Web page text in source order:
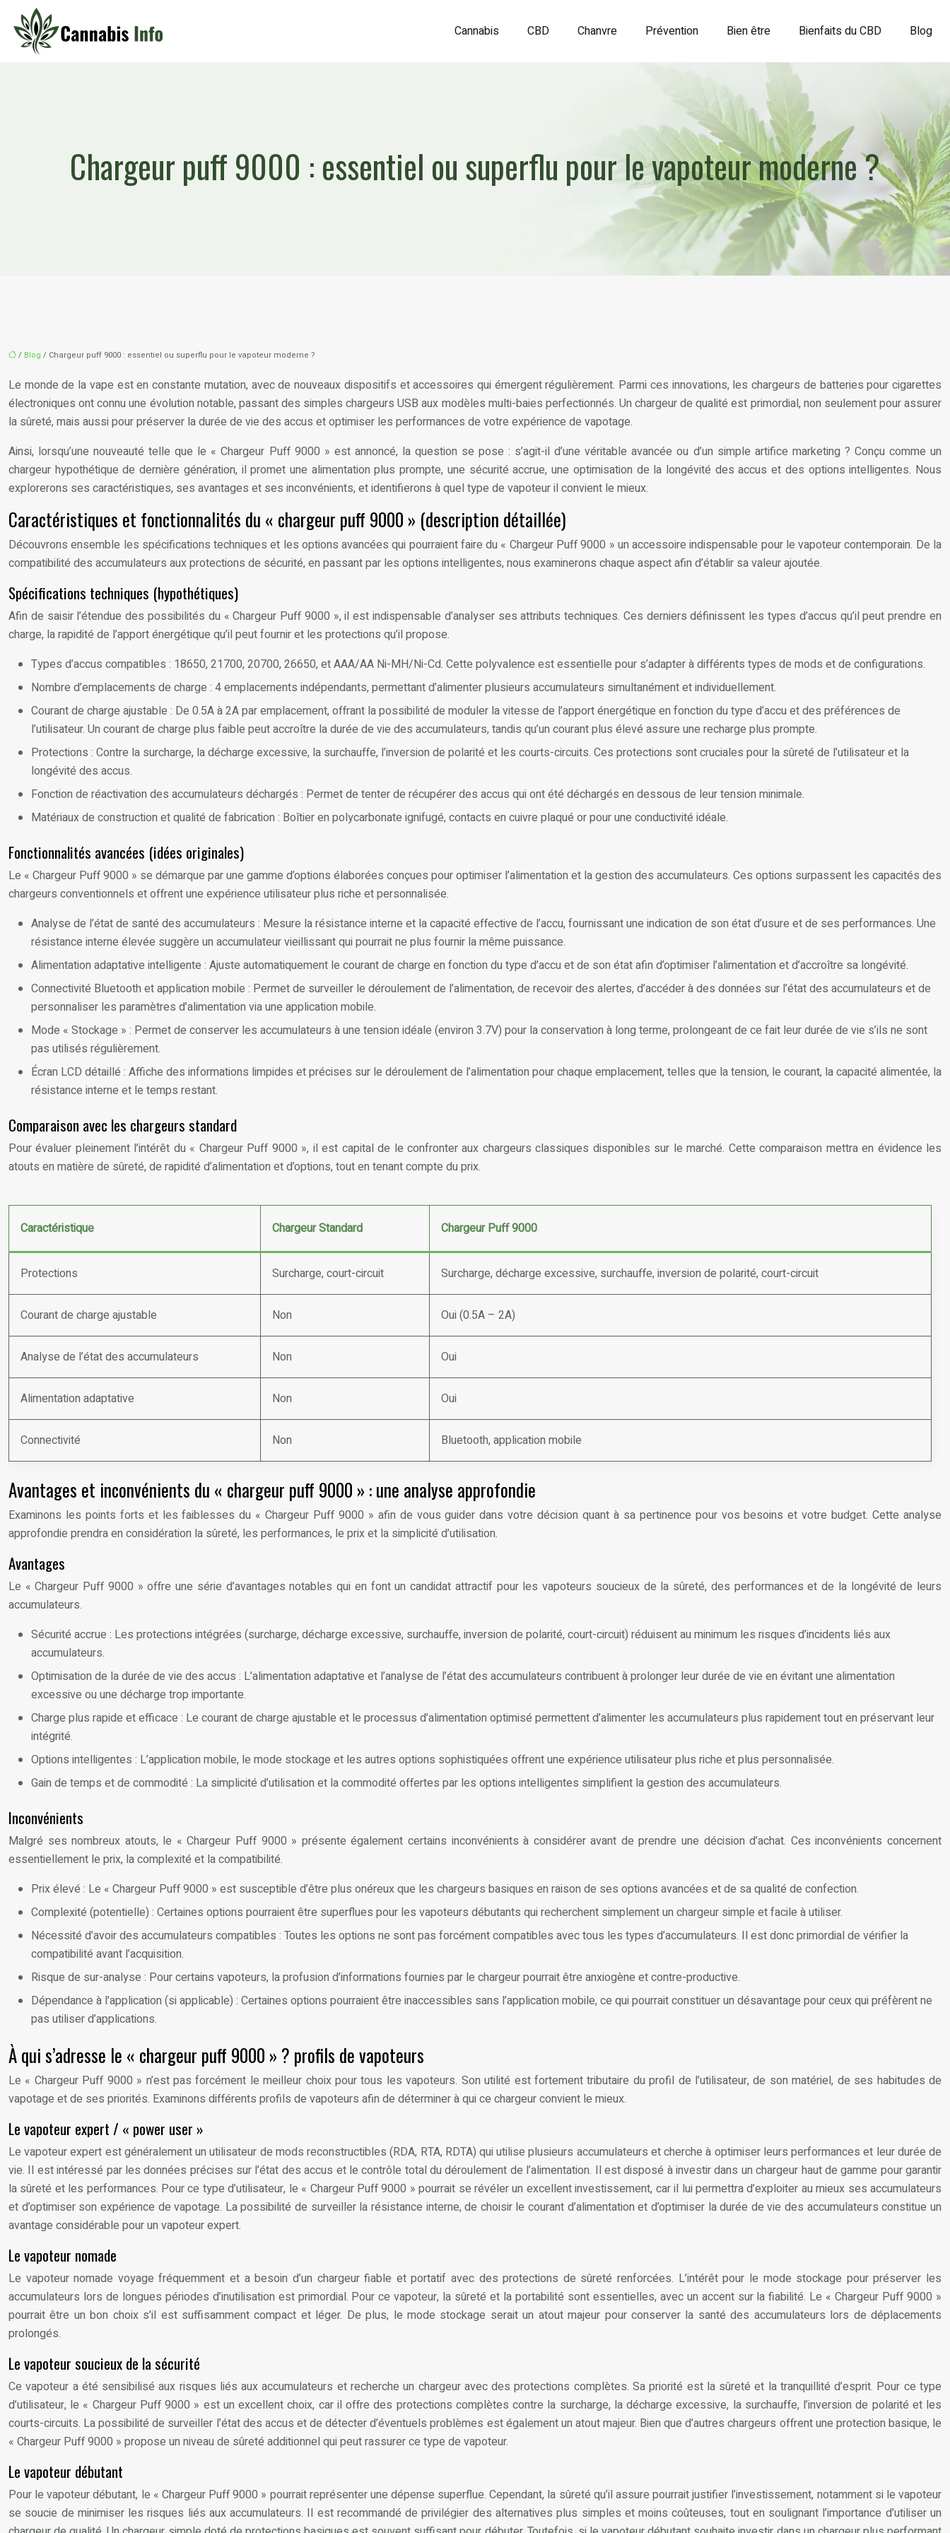
Cannabis CBD Chanvre Prévention Bien être Bienfaits du CBD Blog
Chargeur puff 9000 : essentiel ou superflu pour le vapoteur moderne ?
/ Blog / Chargeur puff 9000 : essentiel ou superflu pour le vapoteur moderne ?
Le monde de la vape est en constante mutation, avec de nouveaux dispositifs et accessoires qui émergent régulièrement. Parmi ces innovations, les chargeurs de batteries pour cigarettes
électroniques ont connu une évolution notable, passant des simples chargeurs USB aux modèles multi-baies perfectionnés. Un chargeur de qualité est primordial, non seulement pour assurer
la sûreté, mais aussi pour préserver la durée de vie des accus et optimiser les performances de votre expérience de vapotage.
Ainsi, lorsqu’une nouveauté telle que le « Chargeur Puff 9000 » est annoncé, la question se pose : s’agit-il d’une véritable avancée ou d’un simple artifice marketing ? Conçu comme un
chargeur hypothétique de dernière génération, il promet une alimentation plus prompte, une sécurité accrue, une optimisation de la longévité des accus et des options intelligentes. Nous
explorerons ses caractéristiques, ses avantages et ses inconvénients, et identifierons à quel type de vapoteur il convient le mieux.
Caractéristiques et fonctionnalités du « chargeur puff 9000 » (description détaillée)
Découvrons ensemble les spécifications techniques et les options avancées qui pourraient faire du « Chargeur Puff 9000 » un accessoire indispensable pour le vapoteur contemporain. De la
compatibilité des accumulateurs aux protections de sécurité, en passant par les options intelligentes, nous examinerons chaque aspect afin d’établir sa valeur ajoutée.
Spécifications techniques (hypothétiques)
Afin de saisir l’étendue des possibilités du « Chargeur Puff 9000 », il est indispensable d’analyser ses attributs techniques. Ces derniers définissent les types d’accus qu’il peut prendre en
charge, la rapidité de l’apport énergétique qu’il peut fournir et les protections qu’il propose.
Types d’accus compatibles : 18650, 21700, 20700, 26650, et AAA/AA Ni-MH/Ni-Cd. Cette polyvalence est essentielle pour s’adapter à différents types de mods et de configurations.
Nombre d’emplacements de charge : 4 emplacements indépendants, permettant d’alimenter plusieurs accumulateurs simultanément et individuellement.
Courant de charge ajustable : De 0.5A à 2A par emplacement, offrant la possibilité de moduler la vitesse de l’apport énergétique en fonction du type d’accu et des préférences de
l’utilisateur. Un courant de charge plus faible peut accroître la durée de vie des accumulateurs, tandis qu’un courant plus élevé assure une recharge plus prompte.
Protections : Contre la surcharge, la décharge excessive, la surchauffe, l’inversion de polarité et les courts-circuits. Ces protections sont cruciales pour la sûreté de l’utilisateur et la
longévité des accus.
Fonction de réactivation des accumulateurs déchargés : Permet de tenter de récupérer des accus qui ont été déchargés en dessous de leur tension minimale.
Matériaux de construction et qualité de fabrication : Boîtier en polycarbonate ignifugé, contacts en cuivre plaqué or pour une conductivité idéale.
Fonctionnalités avancées (idées originales)
Le « Chargeur Puff 9000 » se démarque par une gamme d’options élaborées conçues pour optimiser l’alimentation et la gestion des accumulateurs. Ces options surpassent les capacités des
chargeurs conventionnels et offrent une expérience utilisateur plus riche et personnalisée.
Analyse de l’état de santé des accumulateurs : Mesure la résistance interne et la capacité effective de l’accu, fournissant une indication de son état d’usure et de ses performances. Une
résistance interne élevée suggère un accumulateur vieillissant qui pourrait ne plus fournir la même puissance.
Alimentation adaptative intelligente : Ajuste automatiquement le courant de charge en fonction du type d’accu et de son état afin d’optimiser l’alimentation et d’accroître sa longévité.
Connectivité Bluetooth et application mobile : Permet de surveiller le déroulement de l’alimentation, de recevoir des alertes, d’accéder à des données sur l’état des accumulateurs et de
personnaliser les paramètres d’alimentation via une application mobile.
Mode « Stockage » : Permet de conserver les accumulateurs à une tension idéale (environ 3.7V) pour la conservation à long terme, prolongeant de ce fait leur durée de vie s’ils ne sont
pas utilisés régulièrement.
Écran LCD détaillé : Affiche des informations limpides et précises sur le déroulement de l’alimentation pour chaque emplacement, telles que la tension, le courant, la capacité alimentée, la
résistance interne et le temps restant.
Comparaison avec les chargeurs standard
Pour évaluer pleinement l’intérêt du « Chargeur Puff 9000 », il est capital de le confronter aux chargeurs classiques disponibles sur le marché. Cette comparaison mettra en évidence les
atouts en matière de sûreté, de rapidité d’alimentation et d’options, tout en tenant compte du prix.
Caractéristique Chargeur Standard Chargeur Puff 9000
Protections Surcharge, court-circuit Surcharge, décharge excessive, surchauffe, inversion de polarité, court-circuit
Courant de charge ajustable Non Oui (0.5A – 2A)
Analyse de l’état des accumulateurs Non Oui
Alimentation adaptative Non Oui
Connectivité Non Bluetooth, application mobile
Avantages et inconvénients du « chargeur puff 9000 » : une analyse approfondie
Examinons les points forts et les faiblesses du « Chargeur Puff 9000 » afin de vous guider dans votre décision quant à sa pertinence pour vos besoins et votre budget. Cette analyse
approfondie prendra en considération la sûreté, les performances, le prix et la simplicité d’utilisation.
Avantages
Le « Chargeur Puff 9000 » offre une série d’avantages notables qui en font un candidat attractif pour les vapoteurs soucieux de la sûreté, des performances et de la longévité de leurs
accumulateurs.
Sécurité accrue : Les protections intégrées (surcharge, décharge excessive, surchauffe, inversion de polarité, court-circuit) réduisent au minimum les risques d’incidents liés aux
accumulateurs.
Optimisation de la durée de vie des accus : L’alimentation adaptative et l’analyse de l’état des accumulateurs contribuent à prolonger leur durée de vie en évitant une alimentation
excessive ou une décharge trop importante.
Charge plus rapide et efficace : Le courant de charge ajustable et le processus d’alimentation optimisé permettent d’alimenter les accumulateurs plus rapidement tout en préservant leur
intégrité.
Options intelligentes : L’application mobile, le mode stockage et les autres options sophistiquées offrent une expérience utilisateur plus riche et plus personnalisée.
Gain de temps et de commodité : La simplicité d’utilisation et la commodité offertes par les options intelligentes simplifient la gestion des accumulateurs.
Inconvénients
Malgré ses nombreux atouts, le « Chargeur Puff 9000 » présente également certains inconvénients à considérer avant de prendre une décision d’achat. Ces inconvénients concernent
essentiellement le prix, la complexité et la compatibilité.
Prix élevé : Le « Chargeur Puff 9000 » est susceptible d’être plus onéreux que les chargeurs basiques en raison de ses options avancées et de sa qualité de confection.
Complexité (potentielle) : Certaines options pourraient être superflues pour les vapoteurs débutants qui recherchent simplement un chargeur simple et facile à utiliser.
Nécessité d’avoir des accumulateurs compatibles : Toutes les options ne sont pas forcément compatibles avec tous les types d’accumulateurs. Il est donc primordial de vérifier la
compatibilité avant l’acquisition.
Risque de sur-analyse : Pour certains vapoteurs, la profusion d’informations fournies par le chargeur pourrait être anxiogène et contre-productive.
Dépendance à l’application (si applicable) : Certaines options pourraient être inaccessibles sans l’application mobile, ce qui pourrait constituer un désavantage pour ceux qui préfèrent ne
pas utiliser d’applications.
À qui s’adresse le « chargeur puff 9000 » ? profils de vapoteurs
Le « Chargeur Puff 9000 » n’est pas forcément le meilleur choix pour tous les vapoteurs. Son utilité est fortement tributaire du profil de l’utilisateur, de son matériel, de ses habitudes de
vapotage et de ses priorités. Examinons différents profils de vapoteurs afin de déterminer à qui ce chargeur convient le mieux.
Le vapoteur expert / « power user »
Le vapoteur expert est généralement un utilisateur de mods reconstructibles (RDA, RTA, RDTA) qui utilise plusieurs accumulateurs et cherche à optimiser leurs performances et leur durée de
vie. Il est intéressé par les données précises sur l’état des accus et le contrôle total du déroulement de l’alimentation. Il est disposé à investir dans un chargeur haut de gamme pour garantir
la sûreté et les performances. Pour ce type d’utilisateur, le « Chargeur Puff 9000 » pourrait se révéler un excellent investissement, car il lui permettra d’exploiter au mieux ses accumulateurs
et d’optimiser son expérience de vapotage. La possibilité de surveiller la résistance interne, de choisir le courant d’alimentation et d’optimiser la durée de vie des accumulateurs constitue un
avantage considérable pour un vapoteur expert.
Le vapoteur nomade
Le vapoteur nomade voyage fréquemment et a besoin d’un chargeur fiable et portatif avec des protections de sûreté renforcées. L’intérêt pour le mode stockage pour préserver les
accumulateurs lors de longues périodes d’inutilisation est primordial. Pour ce vapoteur, la sûreté et la portabilité sont essentielles, avec un accent sur la fiabilité. Le « Chargeur Puff 9000 »
pourrait être un bon choix s’il est suffisamment compact et léger. De plus, le mode stockage serait un atout majeur pour conserver la santé des accumulateurs lors de déplacements
prolongés.
Le vapoteur soucieux de la sécurité
Ce vapoteur a été sensibilisé aux risques liés aux accumulateurs et recherche un chargeur avec des protections complètes. Sa priorité est la sûreté et la tranquillité d’esprit. Pour ce type
d’utilisateur, le « Chargeur Puff 9000 » est un excellent choix, car il offre des protections complètes contre la surcharge, la décharge excessive, la surchauffe, l’inversion de polarité et les
courts-circuits. La possibilité de surveiller l’état des accus et de détecter d’éventuels problèmes est également un atout majeur. Bien que d’autres chargeurs offrent une protection basique, le
« Chargeur Puff 9000 » propose un niveau de sûreté additionnel qui peut rassurer ce type de vapoteur.
Le vapoteur débutant
Pour le vapoteur débutant, le « Chargeur Puff 9000 » pourrait représenter une dépense superflue. Cependant, la sûreté qu’il assure pourrait justifier l’investissement, notamment si le vapoteur
se soucie de minimiser les risques liés aux accumulateurs. Il est recommandé de privilégier des alternatives plus simples et moins coûteuses, tout en soulignant l’importance d’utiliser un